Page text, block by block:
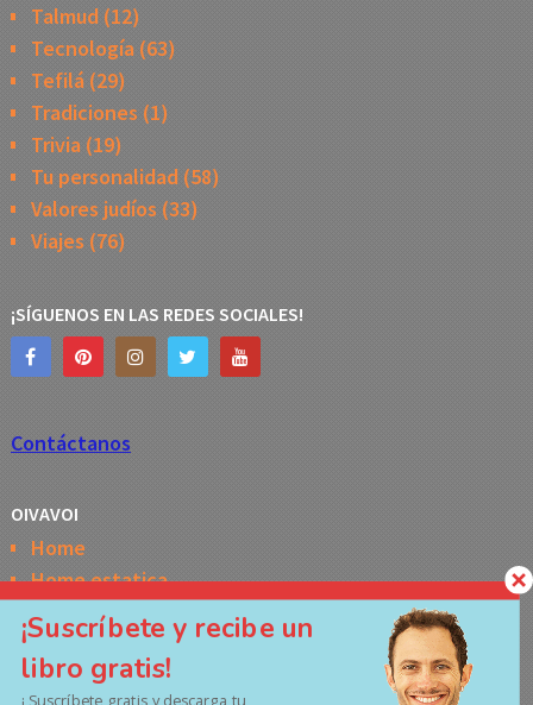
Talmud (12)
Tecnología(63)
Tefilá(29)
Tradiciones (1)
Trivia(19)
Tu personalidad(58)
Valores judíos (33)
Viajes (76)
¡SÍGUENOS EN LAS REDES SOCIALES!
Contáctanos
OIVAVOI
Home
Home estatica
Horóscopo semanal de la Kabbalah
Memes
No Access
¡Suscríbete y recibe un
libro gratis!
¡ Suscríbete gratis y descarga tu